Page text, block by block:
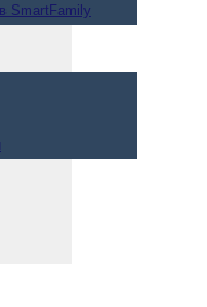
SmartFamily